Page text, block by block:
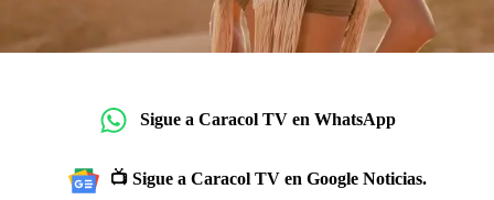
Sigue a Caracol TV en WhatsApp
📺 Sigue a Caracol TV en Google Noticias.